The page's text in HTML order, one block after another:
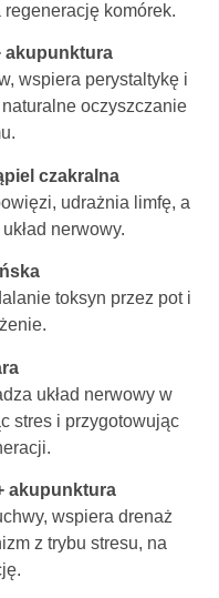
komórek.
akupunktura
wspiera perystaltykę i
oczyszczanie
czakralna
udrażnia limfę, a
nerwowy.
toksyn przez pot i
układ nerwowy w
stres i przygotowując
akupunktura
wspiera drenaż
z trybu stresu, na